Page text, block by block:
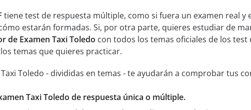
tiene test de respuesta múltiple, como si fuera un examen real
estarán formadas. Si, por otra parte, quieres estudiar de
de Examen Taxi Toledo con todos los temas oficiales de los test
temas que quieres practicar.
Toledo - divididas en temas - te ayudarán a comprobar tus
Taxi Toledo de respuesta única o múltiple.